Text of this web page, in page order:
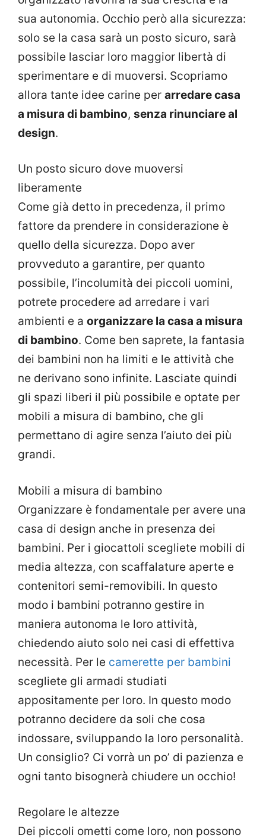
sua autonomia. Occhio però alla sicurezza:
solo se la casa sarà un posto sicuro, sarà
possibile lasciar loro maggior libertà di
sperimentare e di muoversi. Scopriamo
allora tante idee carine per arredare casa
a misura di bambino, senza rinunciare al
design.
Un posto sicuro dove muoversi
liberamente
Come già detto in precedenza, il primo
fattore da prendere in considerazione è
quello della sicurezza. Dopo aver
provveduto a garantire, per quanto
possibile, l’incolumità dei piccoli uomini,
potrete procedere ad arredare i vari
ambienti e a organizzare la casa a misura
di bambino. Come ben saprete, la fantasia
dei bambini non ha limiti e le attività che
ne derivano sono infinite. Lasciate quindi
gli spazi liberi il più possibile e optate per
mobili a misura di bambino, che gli
permettano di agire senza l’aiuto dei più
grandi.
Mobili a misura di bambino
Organizzare è fondamentale per avere una
casa di design anche in presenza dei
bambini. Per i giocattoli scegliete mobili di
media altezza, con scaffalature aperte e
contenitori semi-removibili. In questo
modo i bambini potranno gestire in
maniera autonoma le loro attività,
chiedendo aiuto solo nei casi di effettiva
necessità. Per le camerette per bambini
scegliete gli armadi studiati
appositamente per loro. In questo modo
potranno decidere da soli che cosa
indossare, sviluppando la loro personalità.
Un consiglio? Ci vorrà un po’ di pazienza e
ogni tanto bisognerà chiudere un occhio!
Regolare le altezze
Dei piccoli ometti come loro, non possono